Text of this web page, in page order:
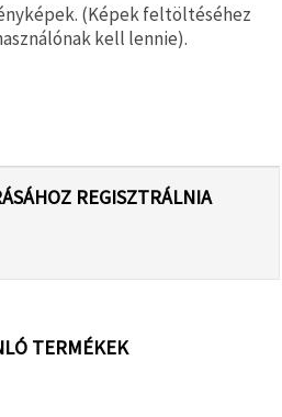
(Képek feltöltéséhez
kell lennie).
REGISZTRÁLNIA
TERMÉKEK